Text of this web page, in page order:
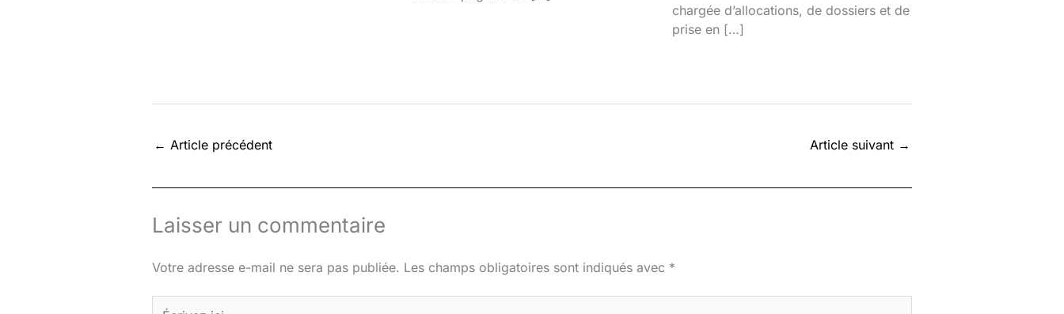
chargée d’allocations, de dossiers et de
prise en […]
← Article précédent Article suivant →
Laisser un commentaire
Votre adresse e-mail ne sera pas publiée. Les champs obligatoires sont indiqués avec *
Écrivez